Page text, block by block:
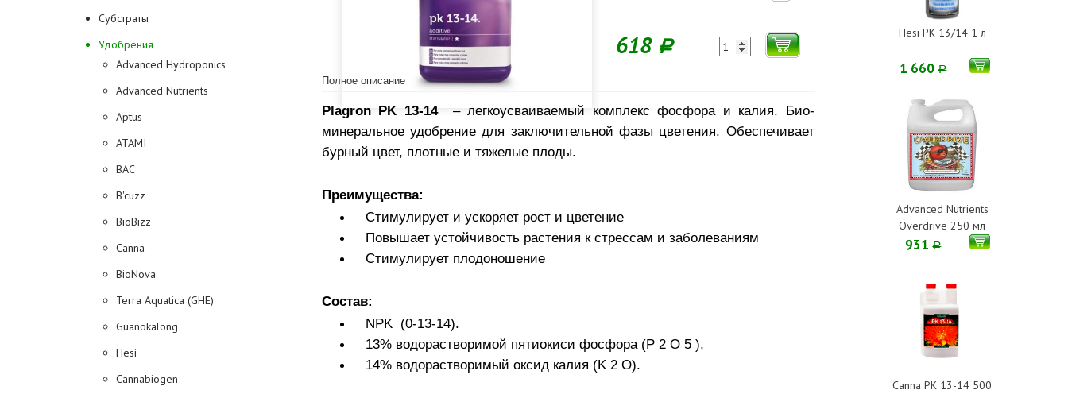
Субстраты
Удобрения
Advanced Hydroponics
Advanced Nutrients
Aptus
ATAMI
BAC
B'cuzz
BioBizz
Canna
BioNova
Terra Aquatica (GHE)
Guanokalong
Hesi
Cannabiogen
618 Р
Hesi PK 13/14 1 л
1 660Р
Advanced Nutrients
Overdrive 250 мл
931Р
Canna PK 13-14 500
Полное описание
Plagron PK 13-14
– легкоусваиваемый комплекс фосфора и калия. Био-
минеральное удобрение для заключительной фазы цветения. Обеспечивает
бурный цвет, плотные и тяжелые плоды.
Преимущества:
Стимулирует и ускоряет рост и цветение
Повышает устойчивость растения к стрессам и заболеваниям
Стимулирует плодоношение
Состав:
NPK (0-13-14).
13% водорастворимой пятиокиси фосфора (P 2 O 5 ),
14% водорастворимый оксид калия (K 2 O).